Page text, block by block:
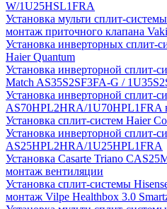
W/1U25HSL1FRA
Установка мульти сплит-
монтаж приточного клапана
Установка инверторных сплит-
Haier Quantum
Установка инверторной сплит-
Match AS35S2SF3FA-G /
Установка инверторной сплит-
AS70HPL2HRA/
Установка сплит-систем Haier
Установка инверторной сплит-
AS25HPL2HRA/1U25HPL1FRA
Установка Casarte Triano
монтаж вентиляции
Установка сплит-системы
монтаж Vilpe Healthbox 3.0